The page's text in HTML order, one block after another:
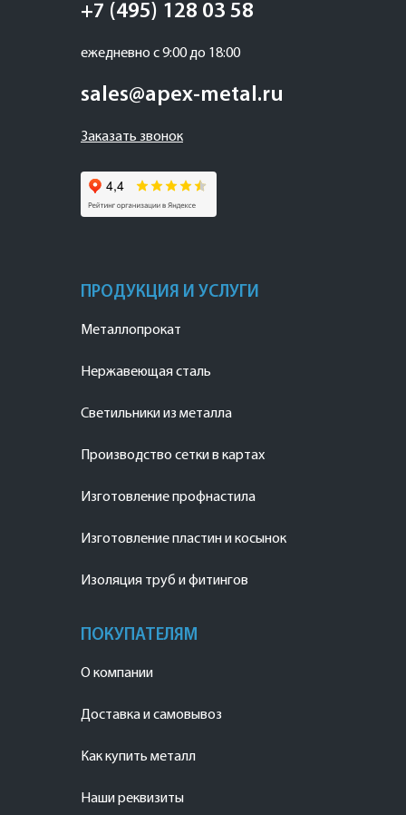
+7 (495) 128 03 58
ежедневно с 9:00 до 18:00
sales@apex-metal.ru
Заказать звонок
ПРОДУКЦИЯ И УСЛУГИ
Металлопрокат
Нержавеющая сталь
Светильники из металла
Производство сетки в картах
Изготовление профнастила
Изготовление пластин и косынок
Изоляция труб и фитингов
ПОКУПАТЕЛЯМ
О компании
Доставка и самовывоз
Как купить металл
Наши реквизиты